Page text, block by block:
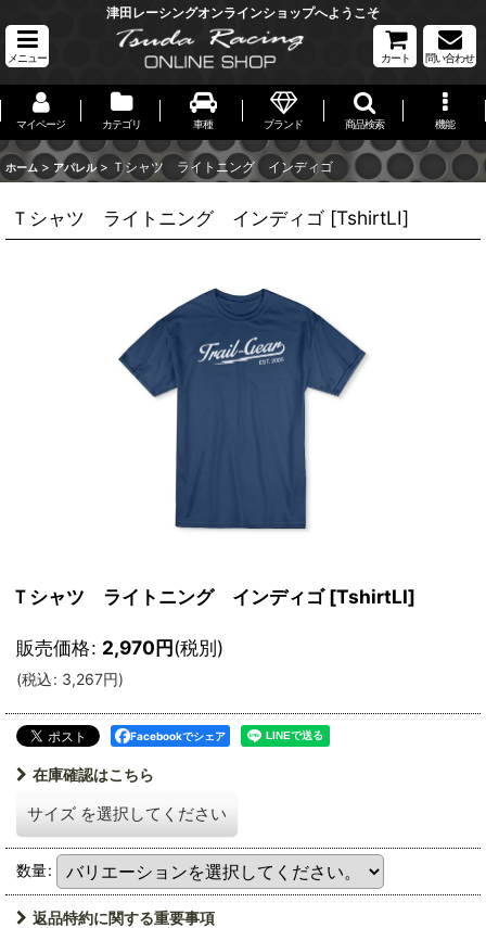
津田レーシングオンラインショップへようこそ
メニュー カート 問い合わせ
マイページ カテゴリ 車種 ブランド 商品検索 機能
ホーム > アパレル > Ｔシャツ ライトニング インディゴ
Ｔシャツ ライトニング インディゴ [TshirtLI]
Ｔシャツ ライトニング インディゴ [TshirtLI]
販売価格: 2,970円(税別)
(税込: 3,267円)
Facebookでシェア
在庫確認はこちら
サイズ を選択してください
数量:
返品特約に関する重要事項